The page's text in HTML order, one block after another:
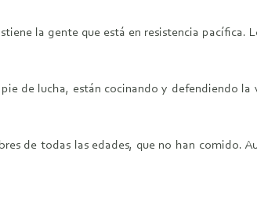
la gente que está en resistencia pacífica.
de lucha, están cocinando y defendiendo
de todas las edades, que no han comido.